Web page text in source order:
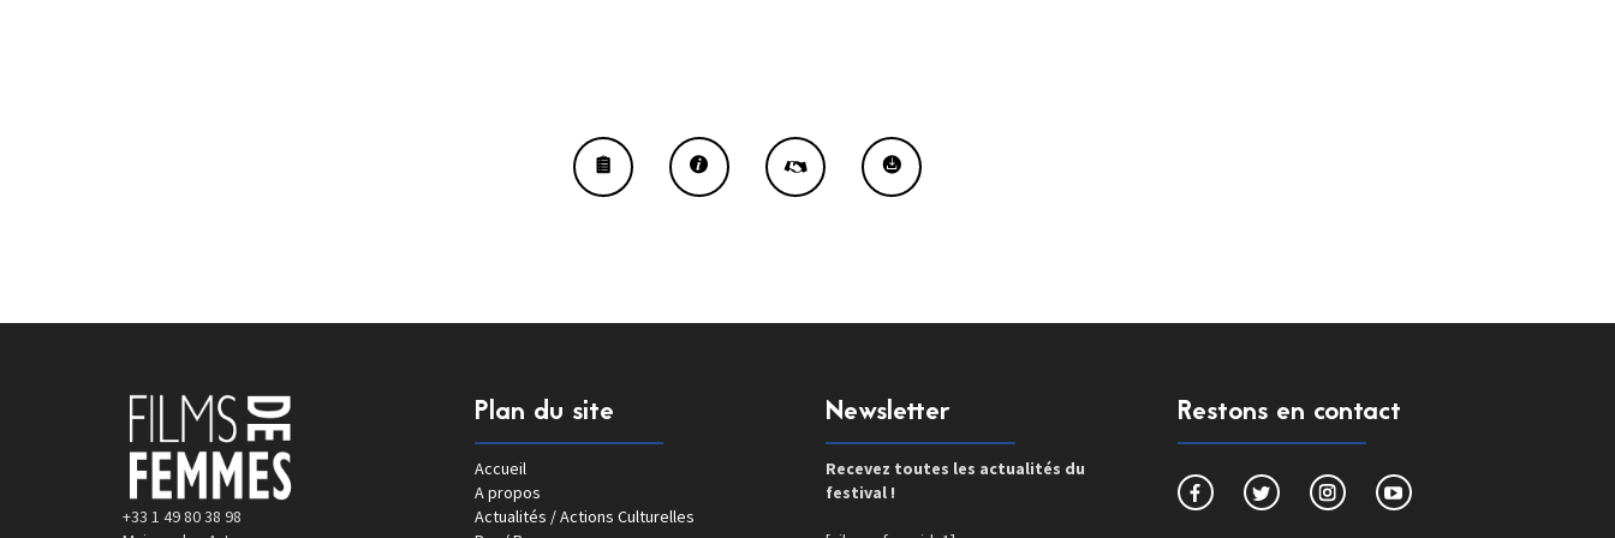
+33 1 49 80 38 98
Plan du site
Accueil
A propos
Actualités / Actions Culturelles
Newsletter
Recevez toutes les actualités du
festival !
Restons en contact